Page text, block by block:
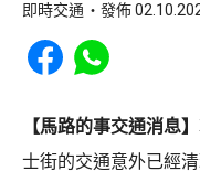
即時交通 發佈
Share to Facebook
Share to WhatsApp
【馬路的事交通消息】
士街的交通意外已經